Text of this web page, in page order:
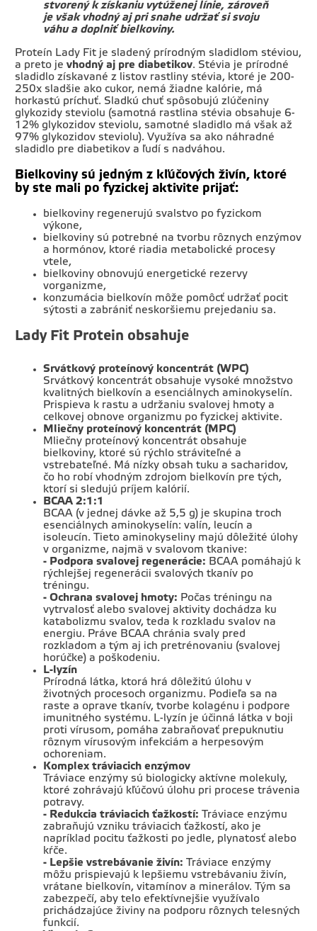
stvorený k získaniu vytúženej línie, zároveň
je však vhodný aj pri snahe udržať si svoju
váhu a doplniť bielkoviny.
Proteín Lady Fit je sladený prírodným sladidlom stéviou,
a preto jevhodný aj pre diabetikov. Stévia je prírodné
sladidlo získavané z listov rastliny stévia, ktoré je 200-
250x sladšie ako cukor, nemá žiadne kalórie, má
horkastú príchuť. Sladkú chuť spôsobujú zlúčeniny
glykozidy steviolu (samotná rastlina stévia obsahuje 6-
12% glykozidov steviolu, samotné sladidlo má však až
97% glykozidov steviolu). Využíva sa ako náhradné
sladidlo pre diabetikov a ľudí s nadváhou.
Bielkoviny sú jedným z kľúčových živín, ktoré
by ste mali po fyzickej aktivite prijať:
bielkoviny regenerujú svalstvo po fyzickom
výkone,
bielkoviny sú potrebné na tvorbu rôznych enzýmov
a hormónov, ktoré riadia metabolické procesy
vtele,
bielkoviny obnovujú energetické rezervy
vorganizme,
konzumácia bielkovín môže pomôcť udržať pocit
sýtosti a zabrániť neskoršiemu prejedaniu sa.
Lady Fit Protein obsahuje
Srvátkový proteínový koncentrát (WPC)
Srvátkový koncentrát obsahuje vysoké množstvo
kvalitných bielkovín a esenciálnych aminokyselín.
Prispieva k rastu a udržaniu svalovej hmoty a
celkovej obnove organizmu po fyzickej aktivite.
Mliečny proteínový koncentrát (MPC)
Mliečny proteínový koncentrát obsahuje
bielkoviny, ktoré sú rýchlo stráviteľné a
vstrebateľné. Má nízky obsah tuku a sacharidov,
čo ho robí vhodným zdrojom bielkovín pre tých,
ktorí si sledujú príjem kalórií.
BCAA 2:1:1
BCAA (v jednej dávke až 5,5 g) je skupina troch
esenciálnych aminokyselín: valín, leucín a
isoleucín. Tieto aminokyseliny majú dôležité úlohy
v organizme, najmä v svalovom tkanive:
- Podpora svalovej regenerácie: BCAA pomáhajú k
rýchlejšej regenerácii svalových tkanív po
tréningu.
- Ochrana svalovej hmoty: Počas tréningu na
vytrvalosť alebo svalovej aktivity dochádza ku
katabolizmu svalov, teda k rozkladu svalov na
energiu. Práve BCAA chránia svaly pred
rozkladom a tým aj ich pretrénovaniu (svalovej
horúčke) a poškodeniu.
L-lyzín
Prírodná látka, ktorá hrá dôležitú úlohu v
životných procesoch organizmu. Podieľa sa na
raste a oprave tkanív, tvorbe kolagénu i podpore
imunitného systému. L-lyzín je účinná látka v boji
proti vírusom, pomáha zabraňovať prepuknutiu
rôznym vírusovým infekciám a herpesovým
ochoreniam.
Komplex tráviacich enzýmov
Tráviace enzýmy sú biologicky aktívne molekuly,
ktoré zohrávajú kľúčovú úlohu pri procese trávenia
potravy.
- Redukcia tráviacich ťažkostí: Tráviace enzýmu
zabraňujú vzniku tráviacich ťažkostí, ako je
napríklad pocitu ťažkosti po jedle, plynatosť alebo
kŕče.
- Lepšie vstrebávanie živín:Tráviace enzýmy
môžu prispievajú k lepšiemu vstrebávaniu živín,
vrátane bielkovín, vitamínov a minerálov. Tým sa
zabezpečí, aby telo efektívnejšie využívalo
prichádzajúce živiny na podporu rôznych telesných
funkcií.